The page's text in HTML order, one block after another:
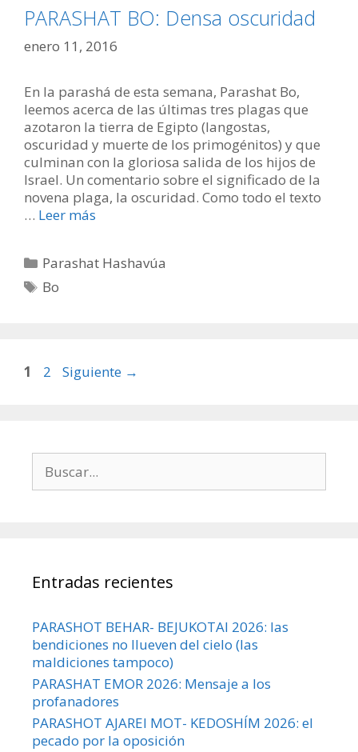
PARASHAT BO: Densa oscuridad
enero 11, 2016
En la parashá de esta semana, Parashat Bo,
leemos acerca de las últimas tres plagas que
azotaron la tierra de Egipto (langostas,
oscuridad y muerte de los primogénitos) y que
culminan con la gloriosa salida de los hijos de
Israel. Un comentario sobre el significado de la
novena plaga, la oscuridad. Como todo el texto
… Leer más
Categorías
Parashat Hashavúa
Etiquetas
Bo
Página
1 Página
2 Siguiente →
Entradas recientes
PARASHOT BEHAR- BEJUKOTAI 2026: las
bendiciones no llueven del cielo (las
maldiciones tampoco)
PARASHAT EMOR 2026: Mensaje a los
profanadores
PARASHOT AJAREI MOT- KEDOSHÍM 2026: el
pecado por la oposición